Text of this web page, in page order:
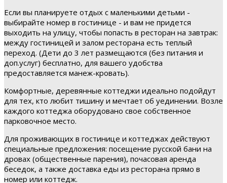
Если вы планируете отдых с маленькими детьми -
выбирайте номер в гостинице - и вам не придется
выходить на улицу, чтобы попасть в ресторан на завтрак:
между гостиницей и залом ресторана есть теплый
переход. (Дети до 3 лет размещаются (без питания и
доп.услуг) бесплатно, для вашего удобства
предоставляется манеж-кровать).
Комфортные, деревянные коттеджи идеально подойдут
для тех, кто любит тишину и мечтает об уединении. Возле
каждого коттеджа оборудовано свое собственное
парковочное место.
Для проживающих в гостинице и коттеджах действуют
специальные предложения: посещение русской бани на
дровах (общественные парения), почасовая аренда
беседок, а также доставка еды из ресторана прямо в
номер или коттедж.